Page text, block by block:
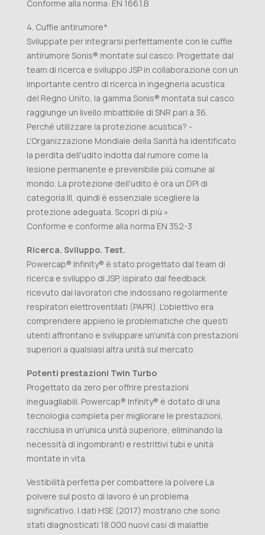
Conforme alla norma: EN 166.1.B
4. Cuffie antirumore*
Sviluppate per integrarsi perfettamente con le cuffie
antirumore Sonis® montate sul casco. Progettate dal
team di ricerca e sviluppo JSP in collaborazione con un
importante centro di ricerca in ingegneria acustica
del Regno Unito, la gamma Sonis® montata sul casco
raggiunge un livello imbattibile di SNR pari a 36.
Perché utilizzare la protezione acustica? -
L'Organizzazione Mondiale della Sanità ha identificato
la perdita dell'udito indotta dal rumore come la
lesione permanente e prevenibile più comune al
mondo. La protezione dell'udito è ora un DPI di
categoria III, quindi è essenziale scegliere la
protezione adeguata. Scopri di più »
Conforme e conforme alla norma EN 352-3
Ricerca. Sviluppo. Test.
Powercap® Infinity® è stato progettato dal team di
ricerca e sviluppo di JSP, ispirato dal feedback
ricevuto dai lavoratori che indossano regolarmente
respiratori elettroventilati (PAPR). L'obiettivo era
comprendere appieno le problematiche che questi
utenti affrontano e sviluppare un'unità con prestazioni
superiori a qualsiasi altra unità sul mercato.
Potenti prestazioni Twin Turbo
Progettato da zero per offrire prestazioni
ineguagliabili. Powercap® Infinity® è dotato di una
tecnologia completa per migliorare le prestazioni,
racchiusa in un'unica unità superiore, eliminando la
necessità di ingombranti e restrittivi tubi e unità
montate in vita.
Vestibilità perfetta per combattere la polvere La
polvere sul posto di lavoro è un problema
significativo. I dati HSE (2017) mostrano che sono
stati diagnosticati 18.000 nuovi casi di malattie